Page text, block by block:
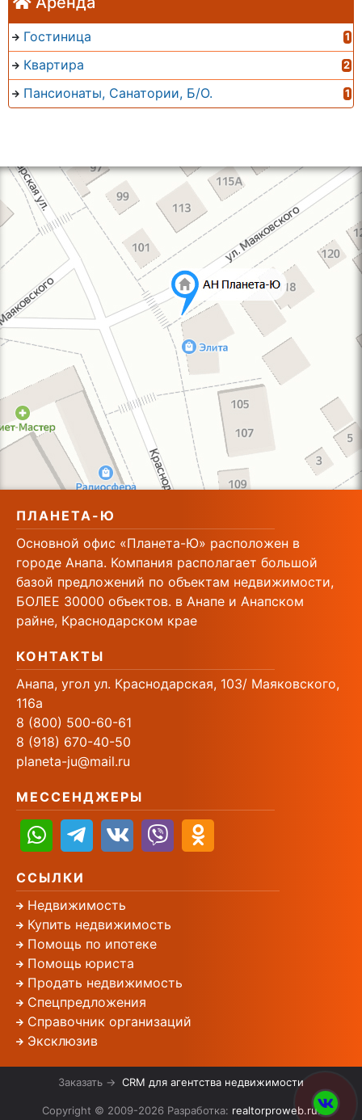
Гостиница 1
Квартира 2
Пансионаты, Санатории, Б/О. 1
ПЛАНЕТА-Ю
Основной офис «Планета-Ю» расположен в
городе Анапа. Компания располагает большой
базой предложений по объектам недвижимости,
БОЛЕЕ 30000 объектов. в Анапе и Анапском
райне, Краснодарском крае
КОНТАКТЫ
Анапа, угол ул. Краснодарская, 103/ Маяковского,
116а
8 (800) 500-60-61
8 (918) 670-40-50
planeta-ju@mail.ru
МЕССЕНДЖЕРЫ
ССЫЛКИ
Недвижимость
Купить недвижимость
Помощь по ипотеке
Помощь юриста
Продать недвижимость
Спецпредложения
Справочник организаций
Эксклюзив
Заказать → CRM для агентства недвижимости
Copyright © 2009-2026 Разработка: realtorproweb.ru.